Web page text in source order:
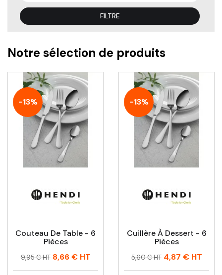
FILTRE
Notre sélection de produits
-13%
Couteau De Table - 6
Pièces
Prix
Prix
9,95 € HT 8,66 €HT
-13%
Cuillère À Dessert - 6
Pièces
Prix
Prix
5,60 € HT 4,87 €HT